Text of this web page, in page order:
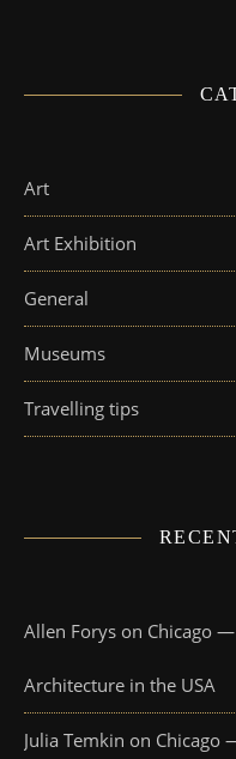
Art
Art Exhibition
General
Museums
Travelling tips
Allen Forys on Chicago
Architecture in the USA
Julia Temkin on Chicago